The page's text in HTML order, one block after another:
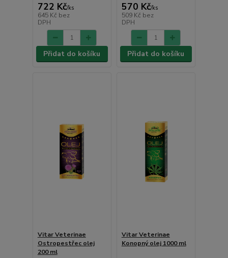
722 Kč/ks
645 Kč bez
DPH
Přidat do košíku
570 Kč/ks
509 Kč bez
DPH
Přidat do košíku
Vitar Veterinae
Ostropestřec olej
200 ml
Vitar Veterinae
Konopný olej 1000 ml